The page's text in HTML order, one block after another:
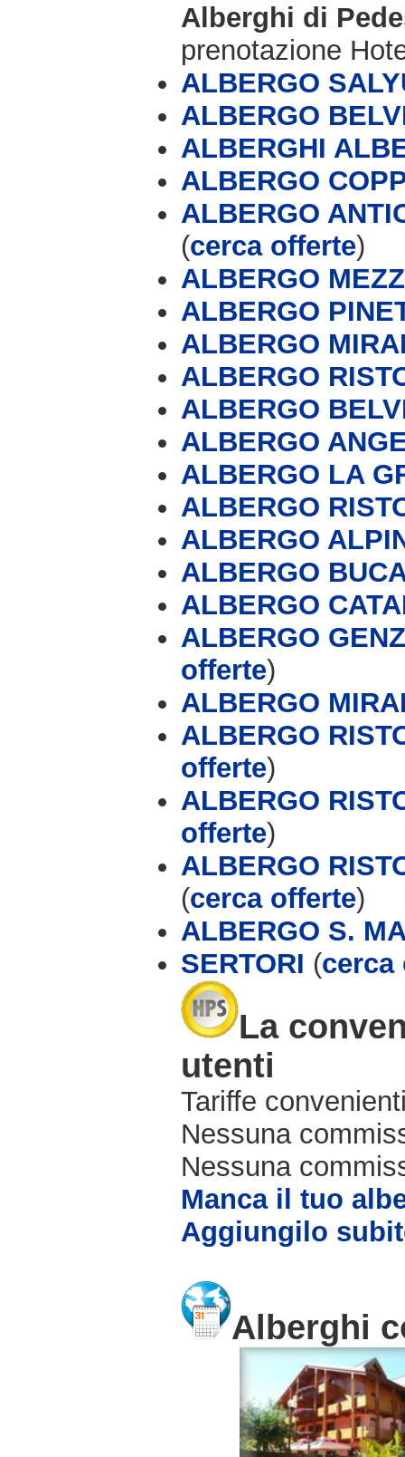
Alberghi di
prenotazione
ALBERGO
ALBERGO
ALBERGHI
ALBERGO
ALBERGO
(cerca offerte)
ALBERGO
ALBERGO
ALBERGO
ALBERGO
ALBERGO
ALBERGO
ALBERGO LA
ALBERGO
ALBERGO
ALBERGO
ALBERGO
ALBERGO
offerte)
ALBERGO
ALBERGO
offerte)
ALBERGO
offerte)
ALBERGO
(cerca offerte)
ALBERGO S.
SERTORI (cerca
La
utenti
Tariffe
Nessuna
Nessuna
Manca il tuo
Aggiungilo
Alberghi